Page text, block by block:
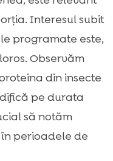
Interesul subit
programate este,
Observăm
din insecte
pe durata
să notăm
perioadele de